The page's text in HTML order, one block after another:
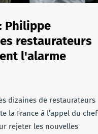
Philippe
restaurateurs
l'alarme
dizaines de restaurateurs
la France à l’appel du chef
rejeter les nouvelles